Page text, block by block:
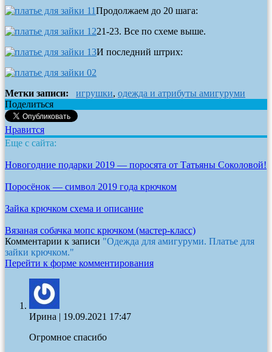
Продолжаем до 20 шага:
21-23. Все по схеме выше.
И последний штрих:
Метки записи: игрушки, одежда и атрибуты амигуруми
Поделиться
Нравится
Еще с сайта:
Новогодние подарки 2019 — поросята от Татьяны Соколовой!
Поросёнок — символ 2019 года крючком
Зайка крючком схема и описание
Вязаная собачка мопс крючком (мастер-класс)
Комментарии к записи "Одежда для амигуруми. Платье для
зайки крючком."
Перейти к форме комментирования
Ирина | 19.09.2021 17:47
Огромное спасибо